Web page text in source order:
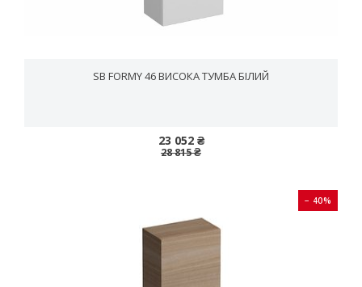
SB FORMY 46 ВИСОКА ТУМБА БІЛИЙ
23 052 ₴
28 815 ₴
− 40%